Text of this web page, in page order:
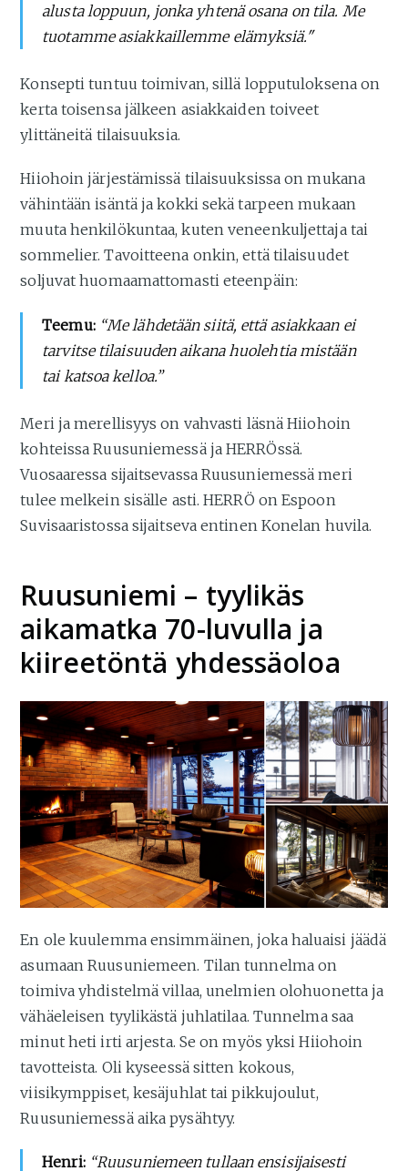
alusta loppuun, jonka yhtenä osana on tila. Me
tuotamme asiakkaillemme elämyksiä."
Konsepti tuntuu toimivan, sillä lopputuloksena on
kerta toisensa jälkeen asiakkaiden toiveet
ylittäneitä tilaisuuksia.
Hiiohoin järjestämissä tilaisuuksissa on mukana
vähintään isäntä ja kokki sekä tarpeen mukaan
muuta henkilökuntaa, kuten veneenkuljettaja tai
sommelier. Tavoitteena onkin, että tilaisuudet
soljuvat huomaamattomasti eteenpäin:
Teemu: “Me lähdetään siitä, että asiakkaan ei
tarvitse tilaisuuden aikana huolehtia mistään
tai katsoa kelloa.”
Meri ja merellisyys on vahvasti läsnä Hiiohoin
kohteissa Ruusuniemessä ja HERRÖssä.
Vuosaaressa sijaitsevassa Ruusuniemessä meri
tulee melkein sisälle asti. HERRÖ on Espoon
Suvisaaristossa sijaitseva entinen Konelan huvila.
Ruusuniemi – tyylikäs
aikamatka 70-luvulla ja
kiireetöntä yhdessäoloa
En ole kuulemma ensimmäinen, joka haluaisi jäädä
asumaan Ruusuniemeen. Tilan tunnelma on
toimiva yhdistelmä villaa, unelmien olohuonetta ja
vähäeleisen tyylikästä juhlatilaa. Tunnelma saa
minut heti irti arjesta. Se on myös yksi Hiiohoin
tavotteista. Oli kyseessä sitten kokous,
viisikymppiset, kesäjuhlat tai pikkujoulut,
Ruusuniemessä aika pysähtyy.
Henri: “Ruusuniemeen tullaan ensisijaisesti